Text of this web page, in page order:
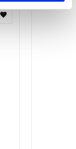
Toevoegen